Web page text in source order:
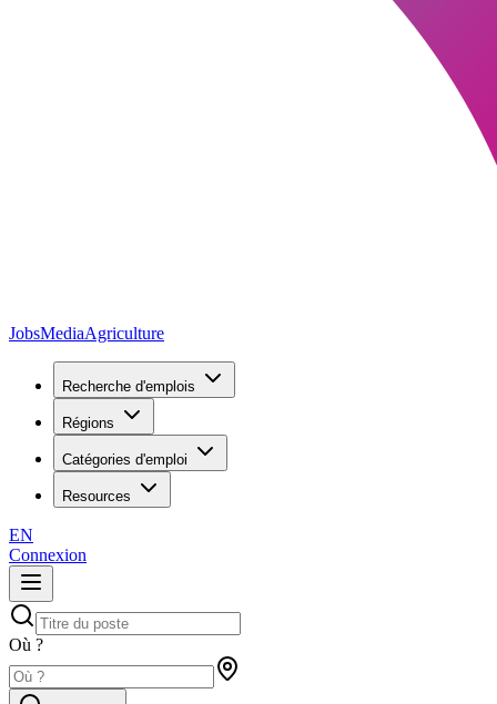
JobsMediaAgriculture
Recherche d'emplois
Régions
Catégories d'emploi
Resources
EN
Connexion
Où ?